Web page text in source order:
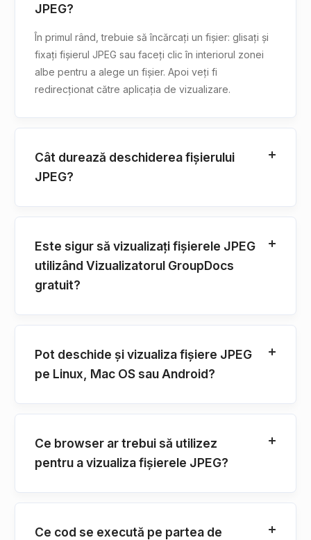
JPEG?
În primul rând, trebuie să încărcați un fișier: glisați și
fixați fișierul JPEG sau faceți clic în interiorul zonei
albe pentru a alege un fișier. Apoi veți fi
redirecționat către aplicația de vizualizare.
Cât durează deschiderea fișierului
JPEG?
Este sigur să vizualizați fișierele JPEG
utilizând Vizualizatorul GroupDocs
gratuit?
Pot deschide și vizualiza fișiere JPEG
pe Linux, Mac OS sau Android?
Ce browser ar trebui să utilizez
pentru a vizualiza fișierele JPEG?
Ce cod se execută pe partea de